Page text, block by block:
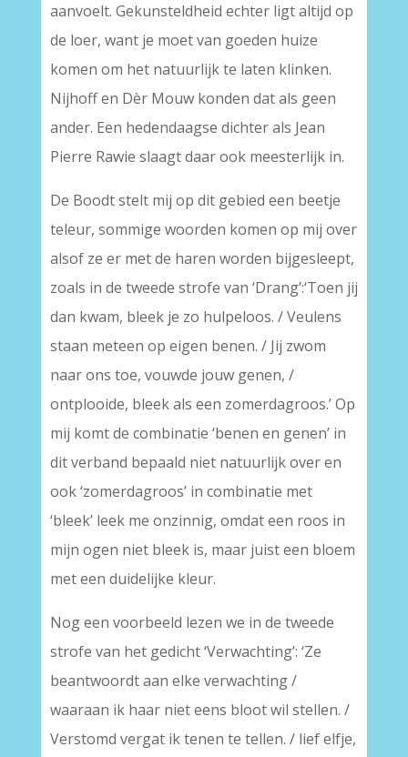
aanvoelt. Gekunsteldheid echter ligt altijd op
de loer, want je moet van goeden huize
komen om het natuurlijk te laten klinken.
Nijhoff en Dèr Mouw konden dat als geen
ander. Een hedendaagse dichter als Jean
Pierre Rawie slaagt daar ook meesterlijk in.
De Boodt stelt mij op dit gebied een beetje
teleur, sommige woorden komen op mij over
alsof ze er met de haren worden bijgesleept,
zoals in de tweede strofe van ‘Drang’:‘Toen jij
dan kwam, bleek je zo hulpeloos. / Veulens
staan meteen op eigen benen. / Jij zwom
naar ons toe, vouwde jouw genen, /
ontplooide, bleek als een zomerdagroos.’ Op
mij komt de combinatie ‘benen en genen’ in
dit verband bepaald niet natuurlijk over en
ook ‘zomerdagroos’ in combinatie met
‘bleek’ leek me onzinnig, omdat een roos in
mijn ogen niet bleek is, maar juist een bloem
met een duidelijke kleur.
Nog een voorbeeld lezen we in de tweede
strofe van het gedicht ‘Verwachting’: ‘Ze
beantwoordt aan elke verwachting /
waaraan ik haar niet eens bloot wil stellen. /
Verstomd vergat ik tenen te tellen. / lief elfje,